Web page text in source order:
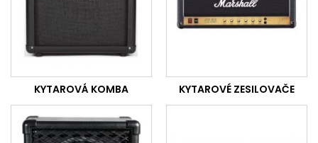
KYTAROVÁ KOMBA KYTAROVÉ ZESILOVAČE